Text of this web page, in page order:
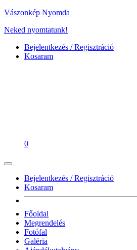
Vászonkép Nyomda
Neked nyomtatunk!
Bejelentkezés / Regisztráció
Kosaram
0
Bejelentkezés / Regisztráció
Kosaram
Főoldal
Megrendelés
Fotófal
Galéria